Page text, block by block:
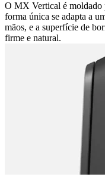
O MX Vertical é moldado
forma única se adapta a
mãos, e a superfície de
firme e natural.